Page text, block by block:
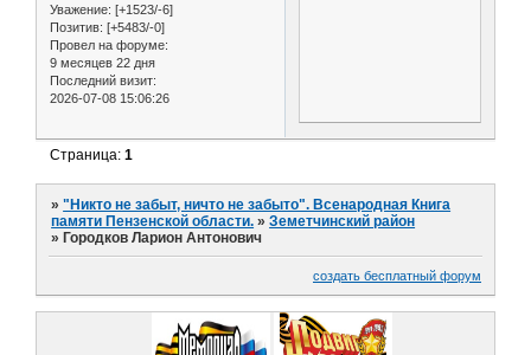
Уважение: [+1523/-6]
Позитив: [+5483/-0]
Провел на форуме:
9 месяцев 22 дня
Последний визит:
2026-07-08 15:06:26
Страница:1
»"Никто не забыт, ничто не забыто". Всенародная Книга
памяти Пензенской области. »Земетчинский район
» Городков Ларион Антонович
создать бесплатный форум